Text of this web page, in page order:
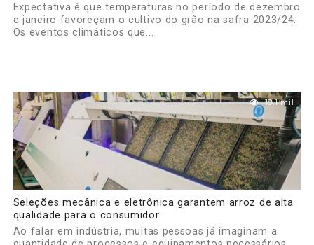
Expectativa é que temperaturas no período de dezembro
e janeiro favoreçam o cultivo do grão na safra 2023/24.
Os eventos climáticos que...
18.1 mil
Seleções mecânica e eletrônica garantem arroz de alta
qualidade para o consumidor
Ao falar em indústria, muitas pessoas já imaginam a